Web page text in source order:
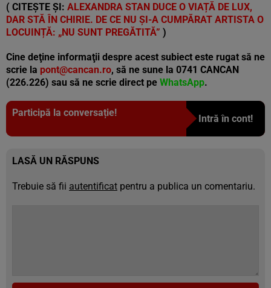
( CITEȘTE ȘI: ALEXANDRA STAN DUCE O VIAȚĂ DE LUX,
DAR STĂ ÎN CHIRIE. DE CE NU ȘI-A CUMPĂRAT ARTISTA O
LOCUINȚĂ: „NU SUNT PREGĂTITĂ” )
Cine deţine informaţii despre acest subiect este rugat să ne
scrie la pont@cancan.ro, să ne sune la 0741 CANCAN
(226.226) sau să ne scrie direct pe WhatsApp.
Participă la conversație!
Intră în cont!
LASĂ UN RĂSPUNS
Trebuie să fii autentificat pentru a publica un comentariu.